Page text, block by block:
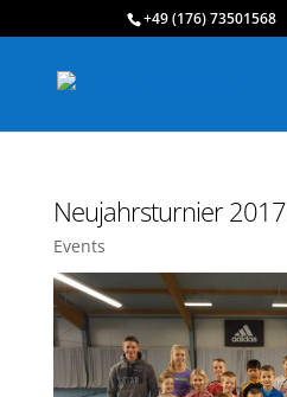
+49 (176) 73501568
Neujahrsturnier 2017
Events